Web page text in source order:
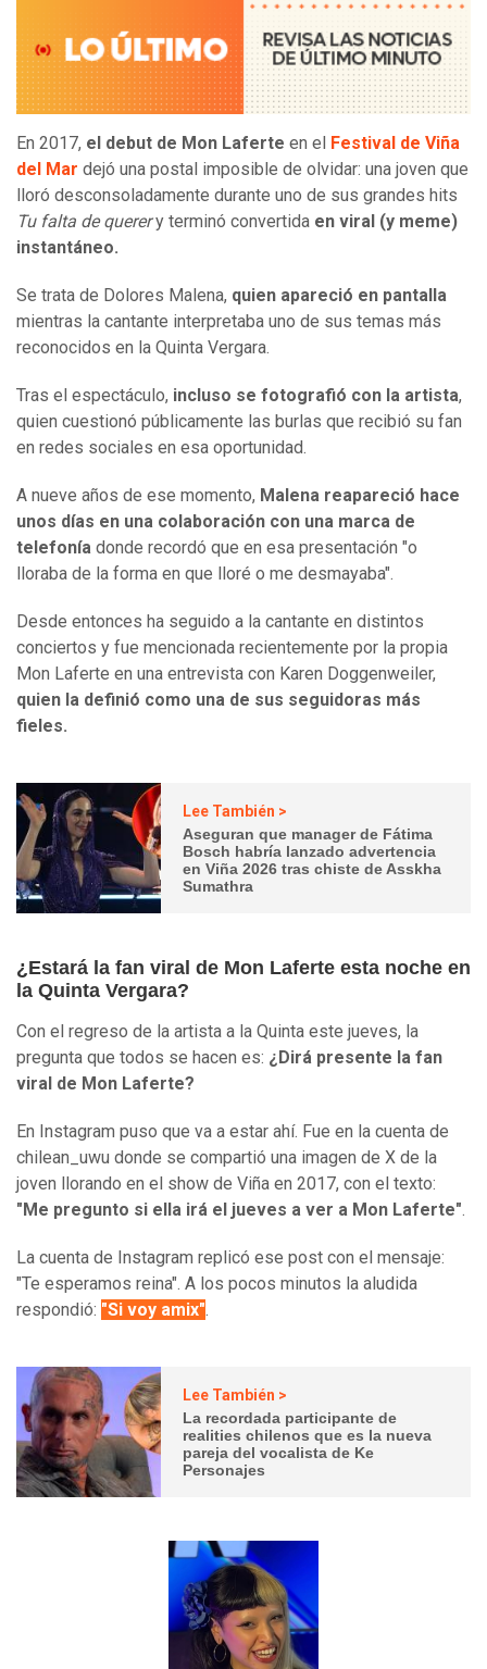
En 2017, el debut de Mon Laferte en el
Festival de Viña
del Mar dejó una postal imposible de olvidar: una joven que
lloró desconsoladamente durante uno de sus grandes hits
Tu falta de querery terminó convertida en viral (y meme)
instantáneo.
Se trata de Dolores Malena, quien apareció en pantalla
mientras la cantante interpretaba uno de sus temas más
reconocidos en la Quinta Vergara.
Tras el espectáculo, incluso se fotografió con la artista,
quien cuestionó públicamente las burlas que recibió su fan
en redes sociales en esa oportunidad.
A nueve años de ese momento, Malena reapareció hace
unos días en una colaboración con una marca de
telefonía donde recordó que en esa presentación "o
lloraba de la forma en que lloré o me desmayaba".
Desde entonces ha seguido a la cantante en distintos
conciertos y fue mencionada recientemente por la propia
Mon Laferte en una entrevista con Karen Doggenweiler,
quien la definió como una de sus seguidoras más
fieles.
Lee También >
Aseguran que manager de Fátima
Bosch habría lanzado advertencia
en Viña 2026 tras chiste de Asskha
Sumathra
¿Estará la fan viral de Mon Laferte esta noche en
la Quinta Vergara?
Con el regreso de la artista a la Quinta este jueves, la
pregunta que todos se hacen es: ¿Dirá presente la fan
viral de Mon Laferte?
En Instagram puso que va a estar ahí. Fue en la cuenta de
chilean_uwu donde se compartió una imagen de X de la
joven llorando en el show de Viña en 2017, con el texto:
"Me pregunto si ella irá el jueves a ver a Mon Laferte".
La cuenta de Instagram replicó ese post con el mensaje:
"Te esperamos reina". A los pocos minutos la aludida
respondió: "Si voy amix".
Lee También >
La recordada participante de
realities chilenos que es la nueva
pareja del vocalista de Ke
Personajes